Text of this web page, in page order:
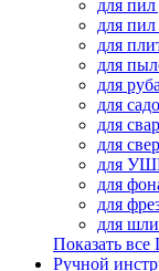
для
для
для
для
для
для
для
для
для
для
для
для
Показать
Ручной